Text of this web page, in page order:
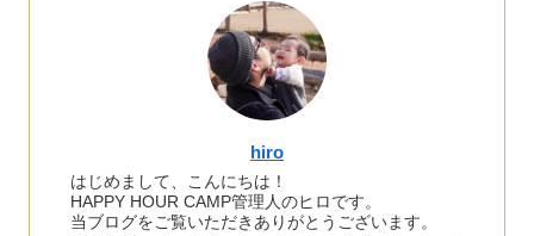
hiro
はじめまして、こんにちは！
HAPPY HOUR CAMP管理人のヒロです。
当ブログをご覧いただきありがとうございます。